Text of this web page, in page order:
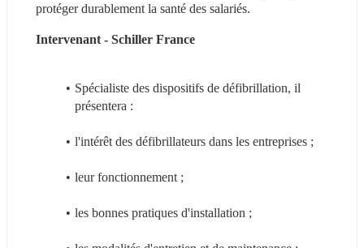
protéger durablement la santé des salariés.
Intervenant - Schiller France
Spécialiste des dispositifs de défibrillation, il
présentera :
l'intérêt des défibrillateurs dans les entreprises ;
leur fonctionnement ;
les bonnes pratiques d'installation ;